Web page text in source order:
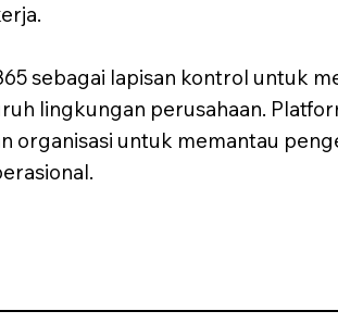
sebagai lapisan kontrol untuk
lingkungan perusahaan.
organisasi untuk memantau